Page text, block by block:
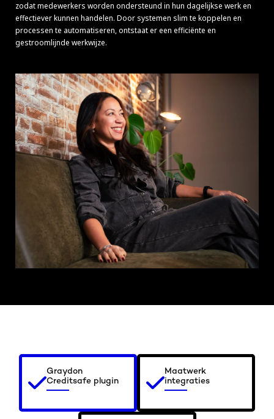
zodat medewerkers worden ondersteund in hun dagelijkse werk en
effectiever kunnen handelen. Door systemen slim te koppelen en
processen te automatiseren, ontstaat er een efficiënte en
gestroomlijnde werkwijze.
Graydon
Creditsafe plugin
Maatwerk
integraties